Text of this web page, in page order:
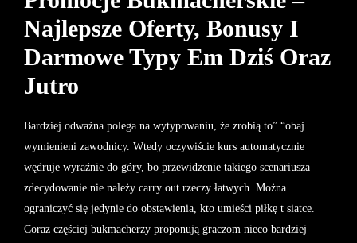
Najlepsze Oferty, Bonusy I
Darmowe Typy Em Dziś Oraz
Jutro
Bardziej odważna polega na wytypowaniu, że zrobią to” “obaj
wymienieni zawodnicy. Wtedy oczywiście kurs automatycznie
wędruje wyraźnie do góry, bo przewidzenie takiego scenariusza
zdecydowanie nie należy carry out rzeczy łatwych. Można
ograniczyć się jedynie do obstawienia, kto umieści piłkę t siatce.
Coraz częściej bukmacherzy proponują graczom nieco bardziej